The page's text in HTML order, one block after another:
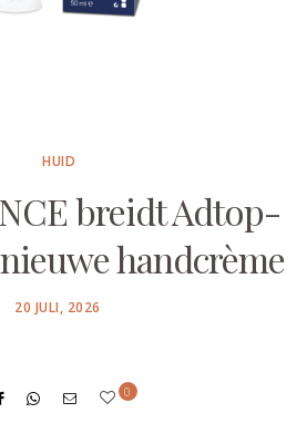
HUID
breidt Adtop-
handcrème
POSTED
20 JULI, 2026
0